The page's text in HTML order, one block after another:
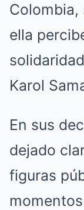
ella
Karol
En sus
dejado
figuras